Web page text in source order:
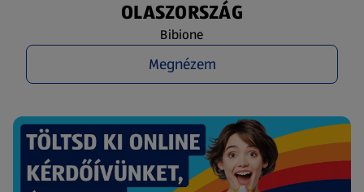
OLASZORSZÁG
Bibione
Megnézem